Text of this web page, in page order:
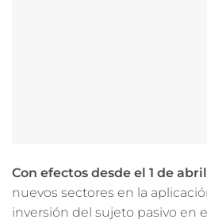
Con efectos desde el 1 de
nuevos sectores en la
inversión del sujeto pasivo en